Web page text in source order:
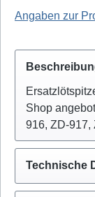
Angaben zur
Shop
916, ZD-
Technische